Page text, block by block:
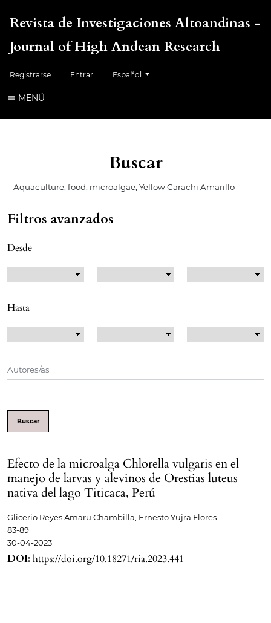
Revista de Investigaciones Altoandinas -
Journal of High Andean Research
Registrarse Entrar Cambiar el idioma. El idioma actual es:
Español
MENÚ
Buscar
Filtros avanzados
Desde
Hasta
Buscar
Efecto de la microalga Chlorella vulgaris en el
manejo de larvas y alevinos de Orestias luteus
nativa del lago Titicaca, Perú
Glicerio Reyes Amaru Chambilla, Ernesto Yujra Flores
83-89
30-04-2023
DOI: https://doi.org/10.18271/ria.2023.441